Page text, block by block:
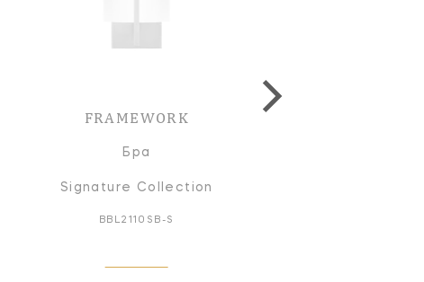
FRAMEWORK
Бра
Signature Collection
BBL2110SB-S